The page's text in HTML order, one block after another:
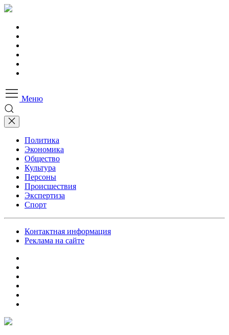
Меню
Политика
Экономика
Общество
Культура
Персоны
Происшествия
Экспертиза
Спорт
Контактная информация
Реклама на сайте